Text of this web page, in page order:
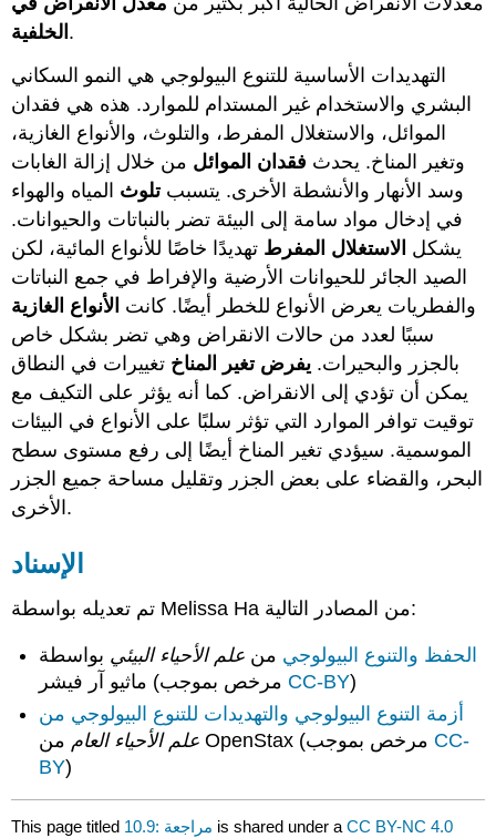
الخلفية .
التهديدات الأساسية للتنوع البيولوجي هي النمو السكاني
البشري والاستخدام غير المستدام للموارد. هذه هي فقدان
الموائل، والاستغلال المفرط، والتلوث، والأنواع الغازية،
وتغير المناخ. يحدث فقدان الموائل من خلال إزالة الغابات
وسد الأنهار والأنشطة الأخرى. يتسببتلوث المياه والهواء
في إدخال مواد سامة إلى البيئة تضر بالنباتات والحيوانات.
يشكل الاستغلال المفرط تهديدًا خاصًا للأنواع المائية، لكن
الصيد الجائر للحيوانات الأرضية والإفراط في جمع النباتات
والفطريات يعرض الأنواع للخطر أيضًا. كانت الأنواع الغازية
سببًا لعدد من حالات الانقراض وهي تضر بشكل خاص
بالجزر والبحيرات. يفرض تغير المناخ تغييرات في النطاق
يمكن أن تؤدي إلى الانقراض. كما أنه يؤثر على التكيف مع
توقيت توافر الموارد التي تؤثر سلبًا على الأنواع في البيئات
الموسمية. سيؤدي تغير المناخ أيضًا إلى رفع مستوى سطح
البحر، والقضاء على بعض الجزر وتقليل مساحة جميع الجزر
الأخرى.
الإسناد
تم تعديله بواسطة Melissa Ha من المصادر التالية:
الحفظ والتنوع البيولوجي من علم الأحياء البيئي بواسطة
CC-BY)
أزمة التنوع البيولوجي والتهديدات للتنوع البيولوجي من
علم الأحياء العام
CC-
BY)
This page titled 10.9: مراجعة is shared under aCC BY-NC 4.0